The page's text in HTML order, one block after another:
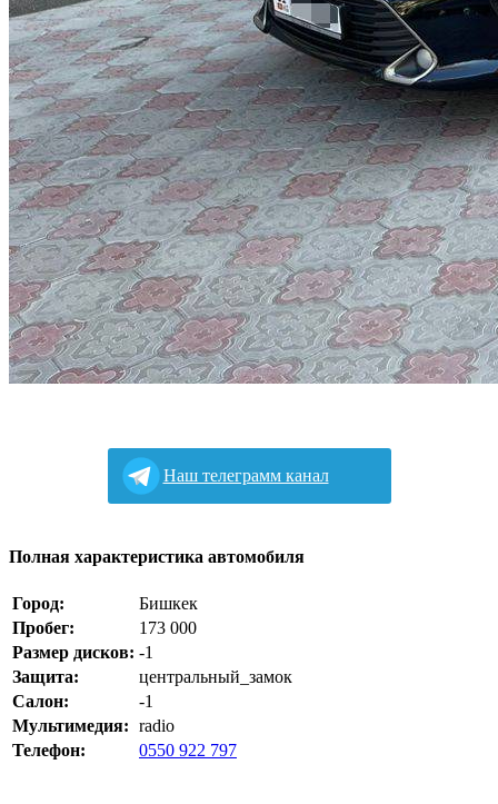
Наш телеграмм канал
Полная характеристика автомобиля
Город:
Бишкек
Пробег:
173 000
Размер дисков: -1
Защита:
центральный_замок
Салон:
-1
Мультимедия: radio
Телефон:
0550 922 797